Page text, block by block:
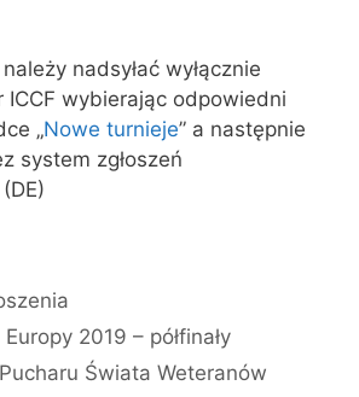
nadsyłać wyłącznie
ICCF wybierając odpowiedni
„Nowe turnieje” a następnie
system zgłoszeń
2019 – półfinały
Pucharu Świata Weteranów